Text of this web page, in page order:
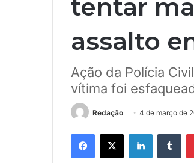
tentar
assalto
Ação da Polícia
vítima foi
Redação 4 de março de
Facebook
X Linkedin